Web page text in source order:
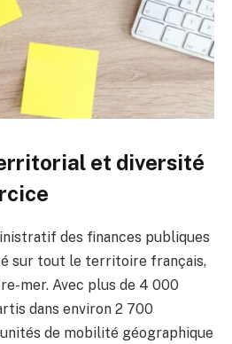
et diversité
des finances publiques
sur tout le territoire français,
mer. Avec plus de 4 000
dans environ 2 700
de mobilité géographique